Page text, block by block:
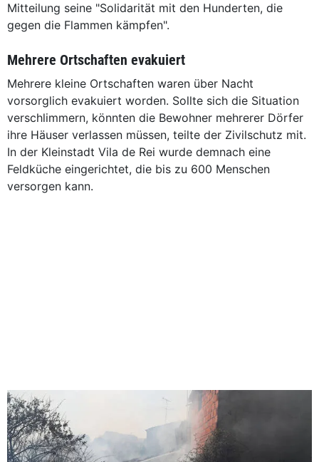
Mitteilung seine "Solidarität mit den Hunderten, die
gegen die Flammen kämpfen".
Mehrere Ortschaften evakuiert
Mehrere kleine Ortschaften waren über Nacht
vorsorglich evakuiert worden. Sollte sich die Situation
verschlimmern, könnten die Bewohner mehrerer Dörfer
ihre Häuser verlassen müssen, teilte der Zivilschutz mit.
In der Kleinstadt Vila de Rei wurde demnach eine
Feldküche eingerichtet, die bis zu 600 Menschen
versorgen kann.